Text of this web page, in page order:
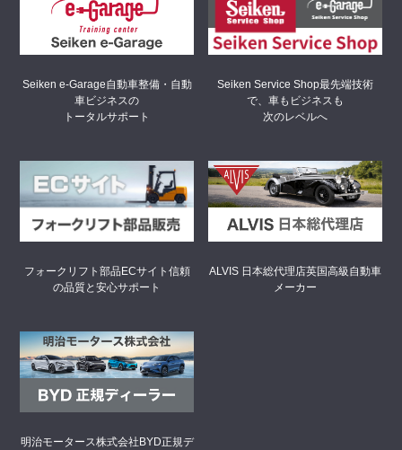
Seiken e-Garage自動車整備・自動
車ビジネスの
トータルサポート
Seiken Service Shop最先端技術
で、車もビジネスも
次のレベルへ
フォークリフト部品ECサイト 信頼
の品質と安心サポート
ALVIS 日本総代理店英国高級自動車
メーカー
明治モータース株式会社BYD正規デ